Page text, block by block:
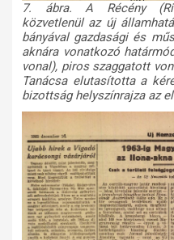
7. ábra. A Récény
közvetlenül az új
bányával gazdasági és
aknára vonatkozó
vonal), piros szaggatott
Tanácsa elutasította a
bizottság helyszínrajza az